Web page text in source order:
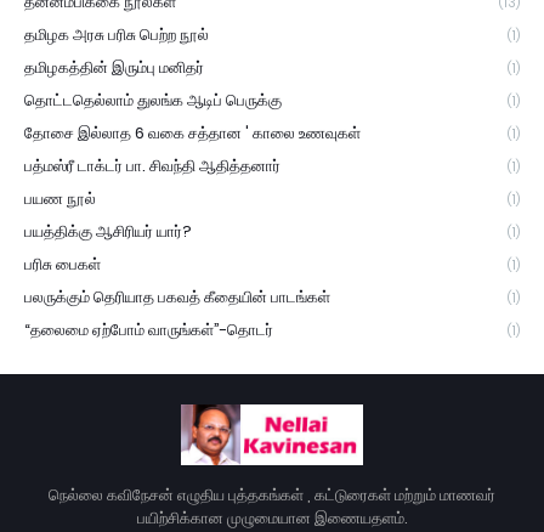
தமிழக அரசு பரிசு பெற்ற நூல் (1)
தமிழகத்தின் இரும்பு மனிதர் (1)
தொட்டதெல்லாம் துலங்க ஆடிப் பெருக்கு (1)
தோசை இல்லாத 6 வகை சத்தான ' காலை உணவுகள் (1)
பத்மஸ்ரீ டாக்டர் பா. சிவந்தி ஆதித்தனார் (1)
பயண நூல் (1)
பயத்திக்கு ஆசிரியர் யார்? (1)
பரிசு பைகள் (1)
பலருக்கும் தெரியாத பகவத் கீதையின் பாடங்கள் (1)
“தலைமை ஏற்போம் வாருங்கள்”-தொடர் (1)
நெல்லை கவிநேசன் எழுதிய புத்தகங்கள் , கட்டுரைகள் மற்றும் மாணவர்
பயிற்சிக்கான முழுமையான இணையதளம்.